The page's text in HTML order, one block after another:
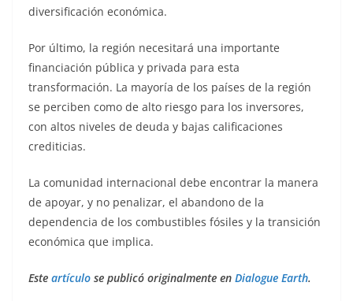
diversificación económica.
Por último, la región necesitará una importante
financiación pública y privada para esta
transformación. La mayoría de los países de la región
se perciben como de alto riesgo para los inversores,
con altos niveles de deuda y bajas calificaciones
crediticias.
La comunidad internacional debe encontrar la manera
de apoyar, y no penalizar, el abandono de la
dependencia de los combustibles fósiles y la transición
económica que implica.
Este artículo se publicó originalmente en Dialogue Earth.